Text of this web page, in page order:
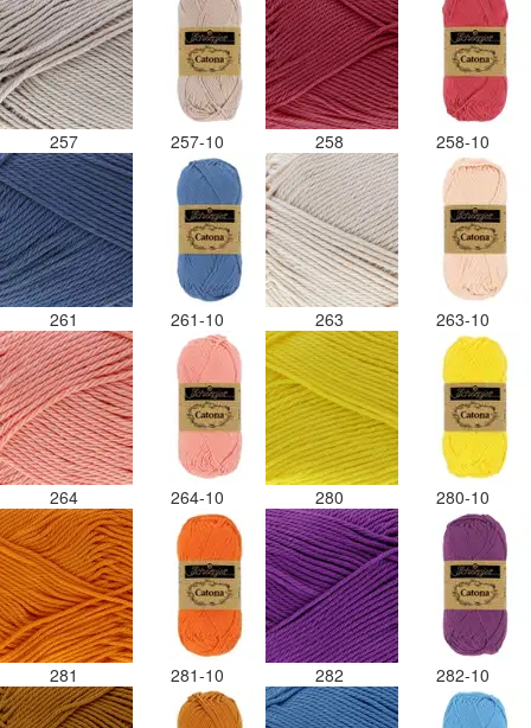
257 257-10 258 258-10
261 261-10 263 263-10
264 264-10 280 280-10
281 281-10 282 282-10